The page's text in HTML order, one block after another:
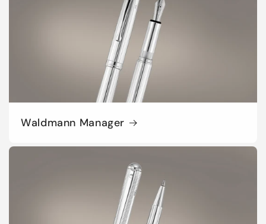
Waldmann Manager